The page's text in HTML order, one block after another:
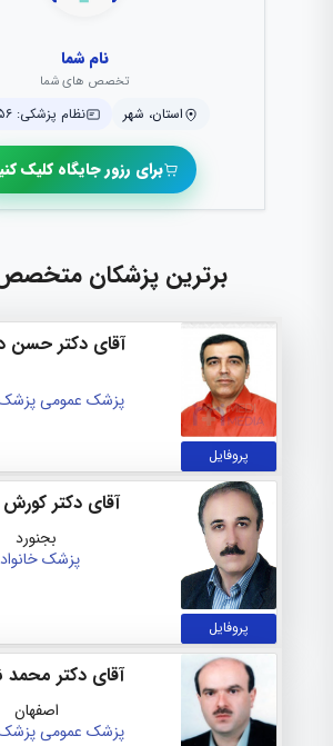
نام شما
تخصص های شما
استان، شهر نظام پزشکی: ۱۲۳۴۵۶
برای رزور جایگاه کلیک
برترین پزشکان متخصص
پروفایل
آقای دکتر حسن
پزشک عمومیپزشک
پروفایل
آقای دکتر
بجنورد
پزشک
آقای دکتر محمد
اصفهان
پزشک عمومیپزشک